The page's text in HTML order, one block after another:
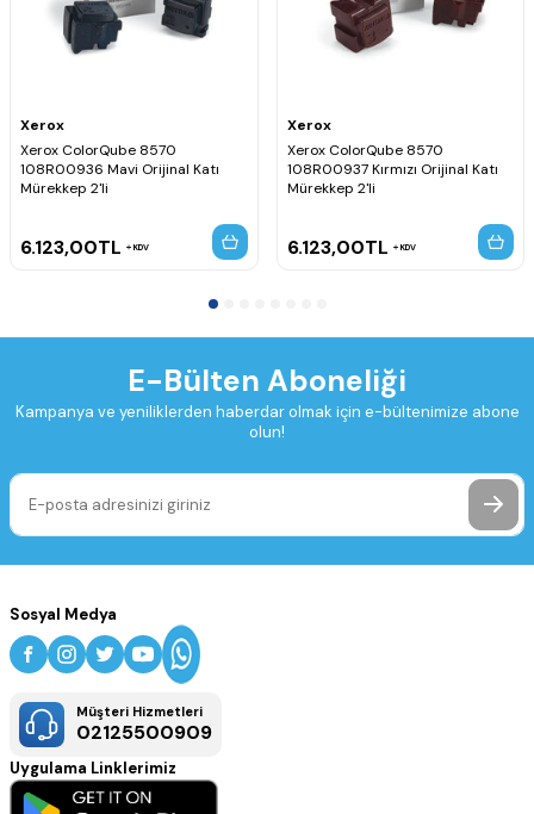
Xerox
Xerox ColorQube 8570
108R00936 Mavi Orijinal Katı
Mürekkep 2'li
6.123,00TL KDV
Xerox
Xerox ColorQube 8570
108R00937 Kırmızı Orijinal Katı
Mürekkep 2'li
6.123,00TL KDV
E-Bülten Aboneliği
Kampanya ve yeniliklerden haberdar olmak için e-bültenimize abone
olun!
Sosyal Medya
Müşteri Hizmetleri
02125500909
Uygulama Linklerimiz